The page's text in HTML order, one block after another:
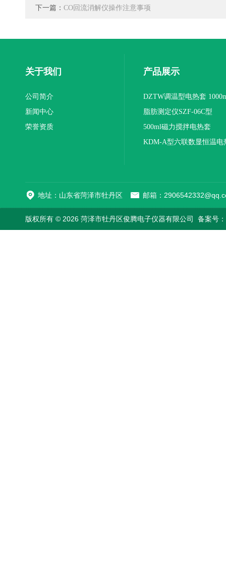
下一篇： CO回流消解仪操作注意事项
关于我们
公司简介
新闻中心
荣誉资质
产品展示
DZTW调温型电热套
联
脂肪测定仪SZF-06C型
500ml磁力搅拌电热套
KDM-A型六联数显恒温电
地址：山东省菏泽市牡丹区 邮箱：
版权所有 © 2026 菏泽市牡丹区俊腾电子仪器有限公司 备案号